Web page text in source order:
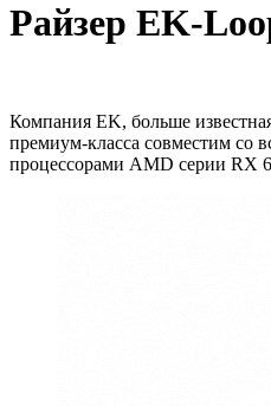
Райзер EK-
Компания EK, больше
премиум-класса совместим со
процессорами AMD серии RX